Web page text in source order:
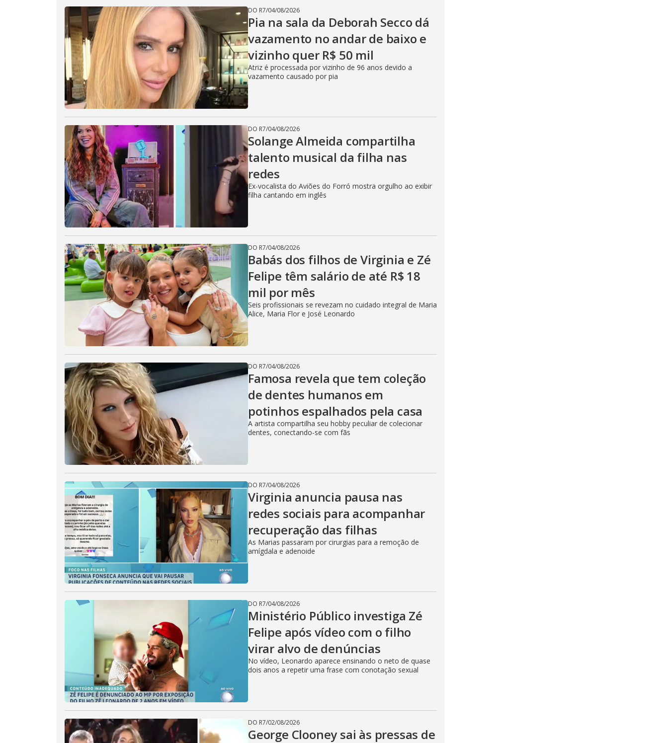
DO R7/04/08/2026
Pia na sala da Deborah Secco dá
vazamento no andar de baixo e
vizinho quer R$ 50 mil
Atriz é processada por vizinho de 96 anos devido a
vazamento causado por pia
DO R7/04/08/2026
Solange Almeida compartilha
talento musical da filha nas
redes
Ex-vocalista do Aviões do Forró mostra orgulho ao exibir
filha cantando em inglês
DO R7/04/08/2026
Babás dos filhos de Virginia e Zé
Felipe têm salário de até R$ 18
mil por mês
Seis profissionais se revezam no cuidado integral de Maria
Alice, Maria Flor e José Leonardo
DO R7/04/08/2026
Famosa revela que tem coleção
de dentes humanos em
potinhos espalhados pela casa
A artista compartilha seu hobby peculiar de colecionar
dentes, conectando-se com fãs
DO R7/04/08/2026
Virginia anuncia pausa nas
redes sociais para acompanhar
recuperação das filhas
As Marias passaram por cirurgias para a remoção de
amígdala e adenoide
DO R7/04/08/2026
Ministério Público investiga Zé
Felipe após vídeo com o filho
virar alvo de denúncias
No vídeo, Leonardo aparece ensinando o neto de quase
dois anos a repetir uma frase com conotação sexual
DO R7/02/08/2026
George Clooney sai às pressas de